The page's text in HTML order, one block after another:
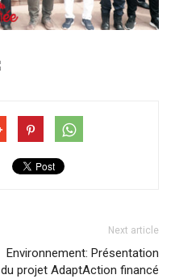
Next article
Environnement: Présentation
du projet AdaptAction financé